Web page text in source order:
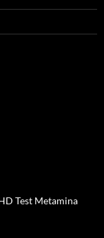
Test Metamina